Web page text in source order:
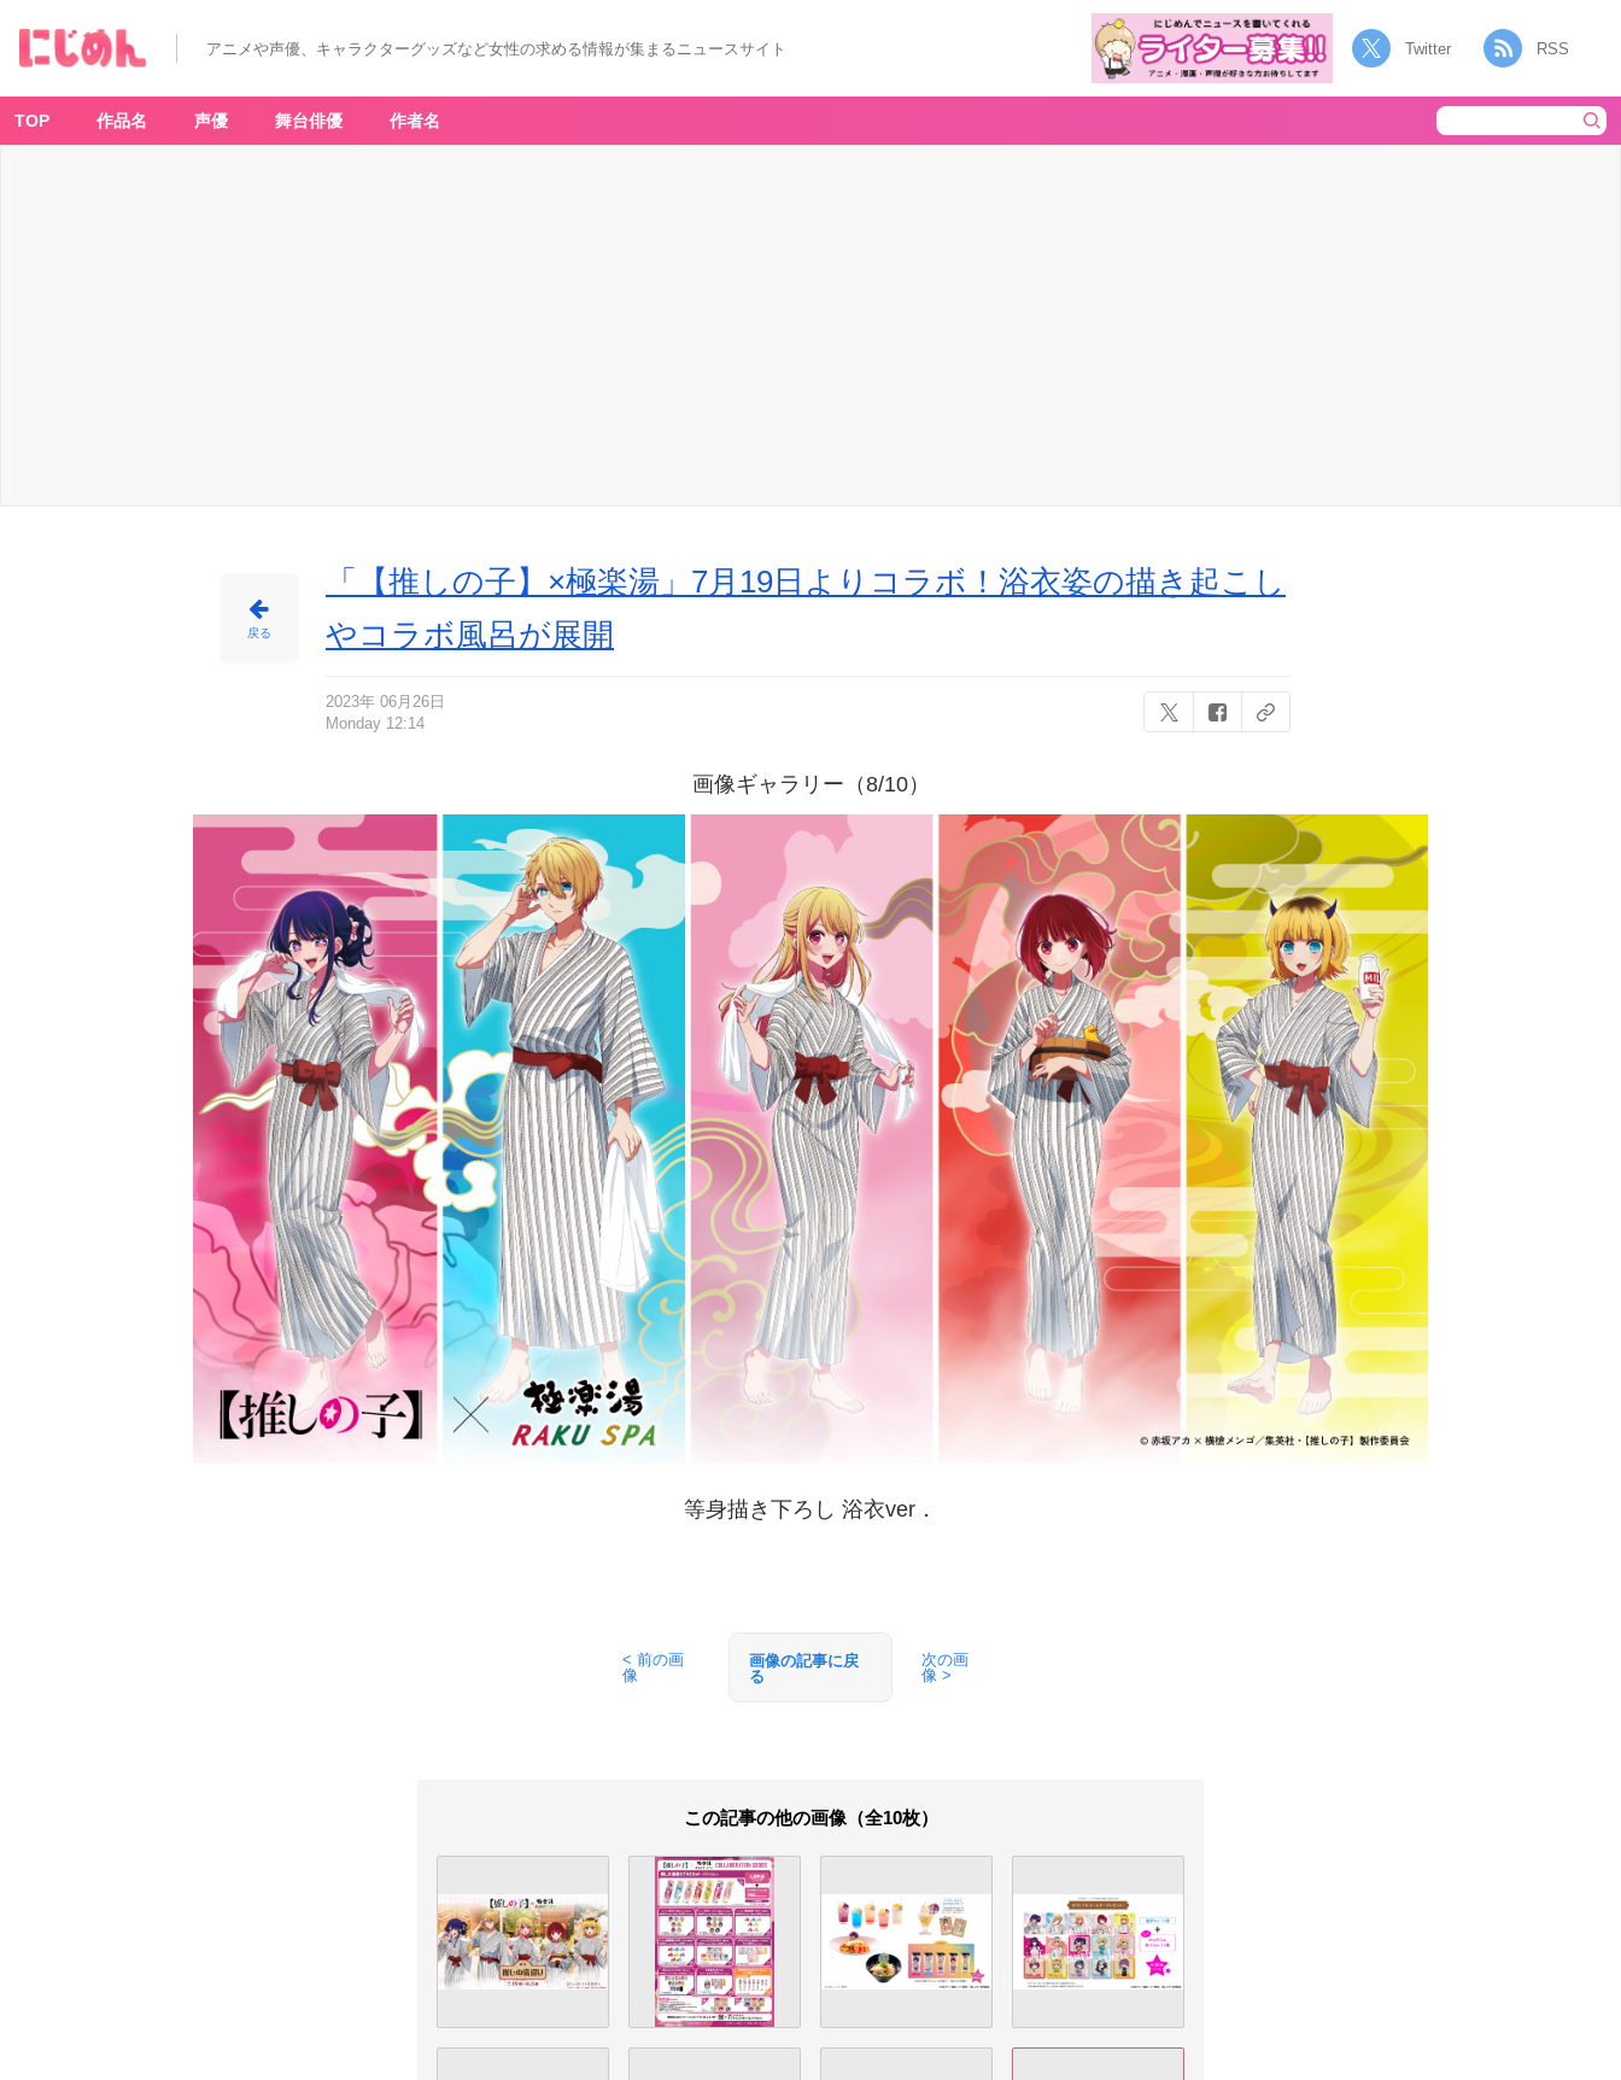
し
衣
e
アニメや声優、キャラクターグッズなど女性の求める情報が集まるニュースサイト Twitter RSS
TOP 作品名 声優 舞台俳優 作者名
戻る
「【推しの子】×極楽湯」7月19日よりコラボ！浴衣姿の描き起こし
やコラボ風呂が展開
2023年 06月26日
Monday 12:14
画像ギャラリー（8/10）
等身描き下ろし 浴衣ver．
< 前の画
像
画像の記事に戻
る
次の画
像 >
この記事の他の画像（全10枚）